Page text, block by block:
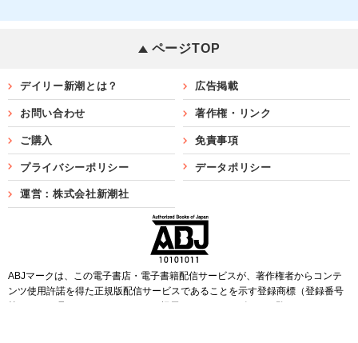
ページTOP
デイリー新潮とは？ 広告掲載
お問い合わせ 著作権・リンク
ご購入 免責事項
プライバシーポリシー データポリシー
運営：株式会社新潮社
ABJマークは、この電子書店・電子書籍配信サービスが、著作権者からコンテ
ンツ使用許諾を得た正規版配信サービスであることを示す登録商標（登録番号